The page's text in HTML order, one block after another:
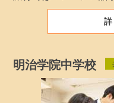
詳
明治学院中学校